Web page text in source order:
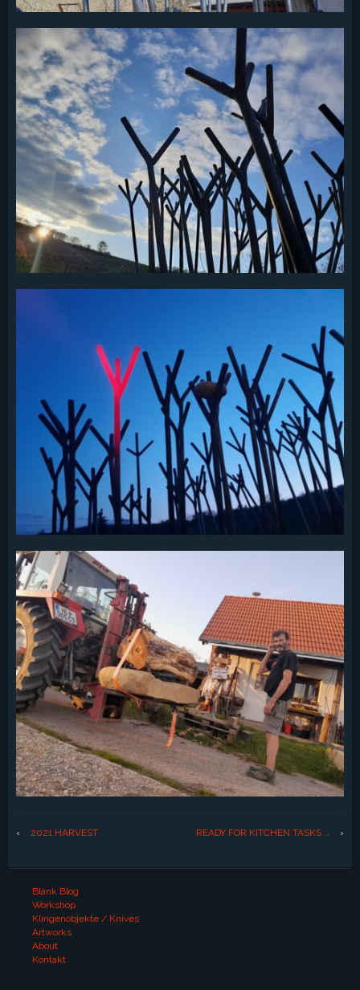
‹ 2021 HARVEST READY FOR KITCHEN TASKS … ›
Blank Blog
Workshop
Klingenobjekte / Knives
Artworks
About
Kontakt